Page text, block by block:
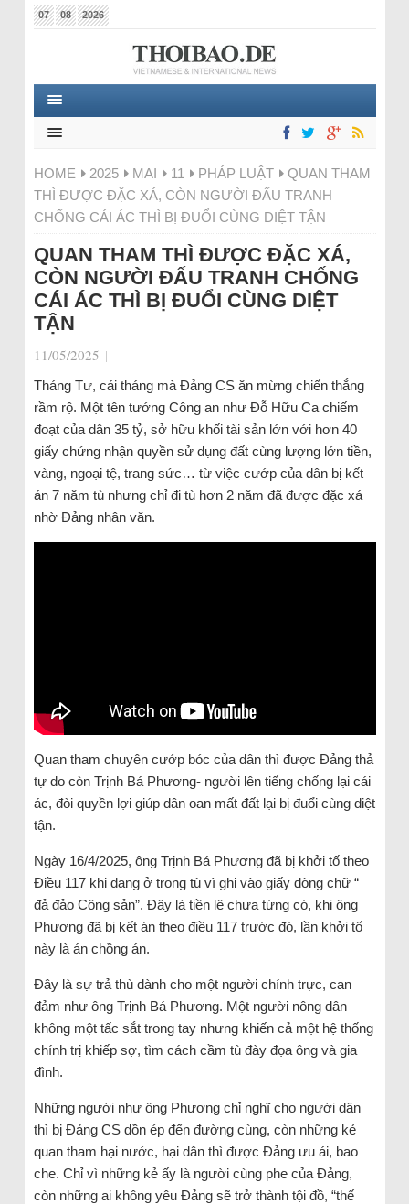
07 08 2026
HOME 2025 MAI 11 PHÁP LUẬT
QUAN THAM
THÌ ĐƯỢC ĐẶC XÁ, CÒN NGƯỜI ĐẤU TRANH
CHỐNG CÁI ÁC THÌ BỊ ĐUỔI CÙNG DIỆT TẬN
QUAN THAM THÌ ĐƯỢC ĐẶC XÁ,
CÒN NGƯỜI ĐẤU TRANH CHỐNG
CÁI ÁC THÌ BỊ ĐUỔI CÙNG DIỆT
TẬN
11/05/2025 |
Tháng Tư, cái tháng mà Đảng CS ăn mừng chiến thắng
rầm rộ. Một tên tướng Công an như Đỗ Hữu Ca chiếm
đoạt của dân 35 tỷ, sở hữu khối tài sản lớn với hơn 40
giấy chứng nhận quyền sử dụng đất cùng lượng lớn tiền,
vàng, ngoại tệ, trang sức… từ việc cướp của dân bị kết
án 7 năm tù nhưng chỉ đi tù hơn 2 năm đã được đặc xá
nhờ Đảng nhân văn.
Quan tham chuyên cướp bóc của dân thì được Đảng thả
tự do còn Trịnh Bá Phương- người lên tiếng chống lại cái
ác, đòi quyền lợi giúp dân oan mất đất lại bị đuổi cùng diệt
tận.
Ngày 16/4/2025, ông Trịnh Bá Phương đã bị khởi tố theo
Điều 117 khi đang ở trong tù vì ghi vào giấy dòng chữ “
đả đảo Cộng sản”. Đây là tiền lệ chưa từng có, khi ông
Phương đã bị kết án theo điều 117 trước đó, lần khởi tố
này là án chồng án.
Đây là sự trả thù dành cho một người chính trực, can
đảm như ông Trịnh Bá Phương. Một người nông dân
không một tấc sắt trong tay nhưng khiến cả một hệ thống
chính trị khiếp sợ, tìm cách cầm tù đày đọa ông và gia
đình.
Những người như ông Phương chỉ nghĩ cho người dân
thì bị Đảng CS dồn ép đến đường cùng, còn những kẻ
quan tham hại nước, hại dân thì được Đảng ưu ái, bao
che. Chỉ vì những kẻ ấy là người cùng phe của Đảng,
còn những ai không yêu Đảng sẽ trở thành tội đồ, “thế